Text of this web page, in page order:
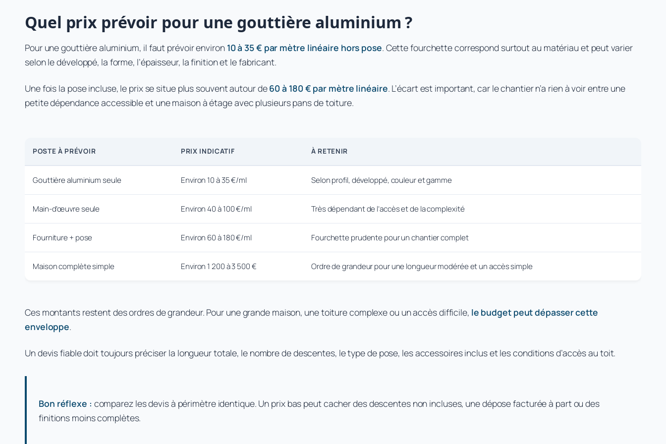
Quel prix prévoir pour une gouttière aluminium ?
Pour une gouttière aluminium, il faut prévoir environ 10 à 35 € par mètre linéaire hors pose. Cette fourchette correspond surtout au matériau et peut varier
selon le développé, la forme, l’épaisseur, la finition et le fabricant.
Une fois la pose incluse, le prix se situe plus souvent autour de60 à 180 € par mètre linéaire. L’écart est important, car le chantier n’a rien à voir entre une
petite dépendance accessible et une maison à étage avec plusieurs pans de toiture.
POSTE À PRÉVOIR PRIX INDICATIF À RETENIR
Gouttière aluminium seule Environ 10 à 35 €/ml Selon profil, développé, couleur et gamme
Main-d’œuvre seule Environ 40 à 100 €/ml Très dépendant de l’accès et de la complexité
Fourniture + pose Environ 60 à 180 €/ml Fourchette prudente pour un chantier complet
Maison complète simple Environ 1 200 à 3 500 € Ordre de grandeur pour une longueur modérée et un accès simple
Ces montants restent des ordres de grandeur. Pour une grande maison, une toiture complexe ou un accès difficile, le budget peut dépasser cette
enveloppe.
Un devis fiable doit toujours préciser la longueur totale, le nombre de descentes, le type de pose, les accessoires inclus et les conditions d’accès au toit.
Bon réflexe : comparez les devis à périmètre identique. Un prix bas peut cacher des descentes non incluses, une dépose facturée à part ou des
finitions moins complètes.